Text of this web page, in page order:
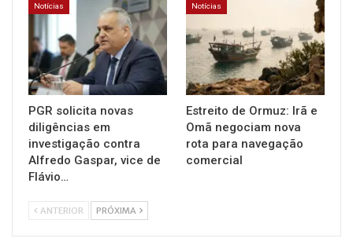
Notícias
PGR solicita novas
diligências em
investigação contra
Alfredo Gaspar, vice de
Flávio…
Notícias
Estreito de Ormuz: Irã e
Omã negociam nova
rota para navegação
comercial
ANTERIOR PRÓXIMA